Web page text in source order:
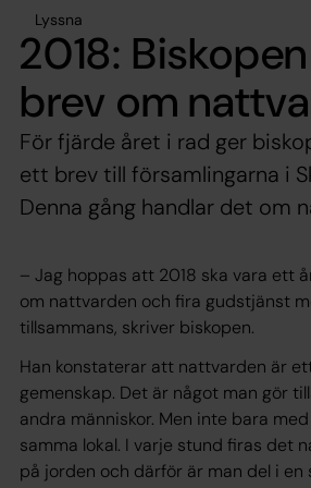
Lyssna
2018:
brev om
För fjärde året i rad ger
ett brev till församlingarna i
Denna gång handlar det om
– Jag hoppas att 2018 ska vara ett
om nattvarden och fira gudstjänst
tillsammans, skriver biskopen.
Han konstaterar att nattvarden är
gemenskap. Det är något man gör
andra människor. Men inte bara
samma lokal. I varje stund firas det
på jorden och därför är man del i en